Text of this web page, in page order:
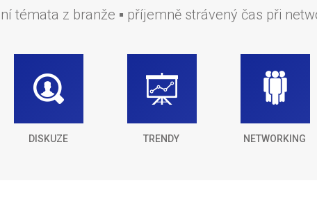
témata z branže ▪ příjemně strávený čas při
DISKUZE TRENDY NETWORKING